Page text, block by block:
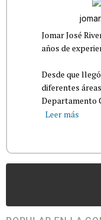
Jomar José
años de
Desde que
diferentes
Departamento
Leer más